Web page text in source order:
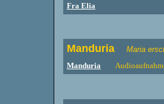
Fra Elia
Manduria
Maria
Manduria